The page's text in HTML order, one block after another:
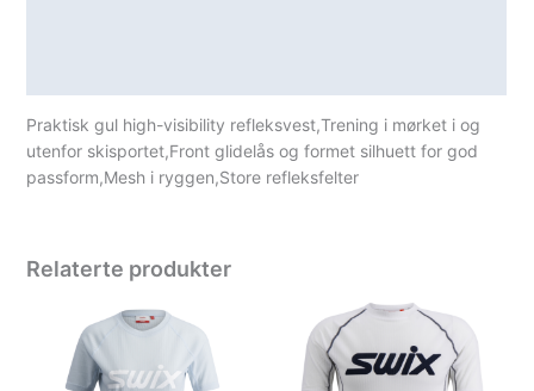
Praktisk gul high-visibility refleksvest,Trening i mørket i og
utenfor skisportet,Front glidelås og formet silhuett for god
passform,Mesh i ryggen,Store refleksfelter
Relaterte produkter